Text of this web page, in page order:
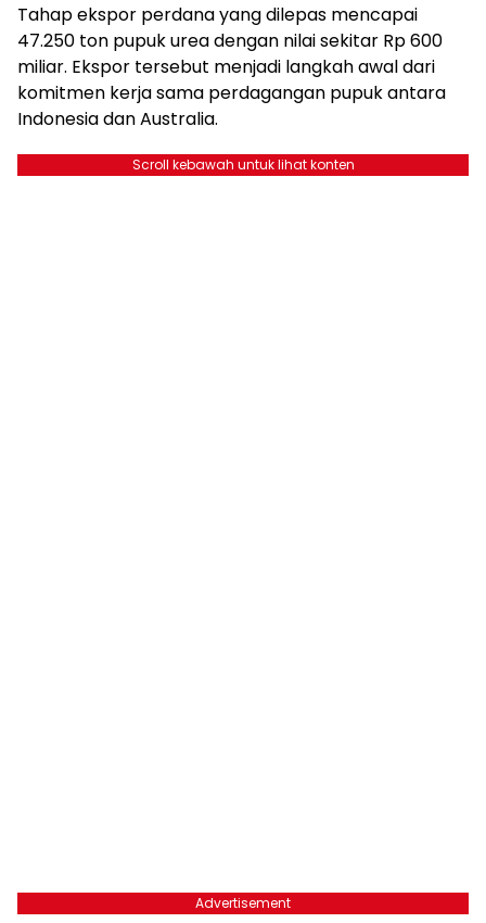
Tahap ekspor perdana yang dilepas mencapai
47.250 ton pupuk urea dengan nilai sekitar Rp 600
miliar. Ekspor tersebut menjadi langkah awal dari
komitmen kerja sama perdagangan pupuk antara
Indonesia dan Australia.
Scroll kebawah untuk lihat konten
Advertisement